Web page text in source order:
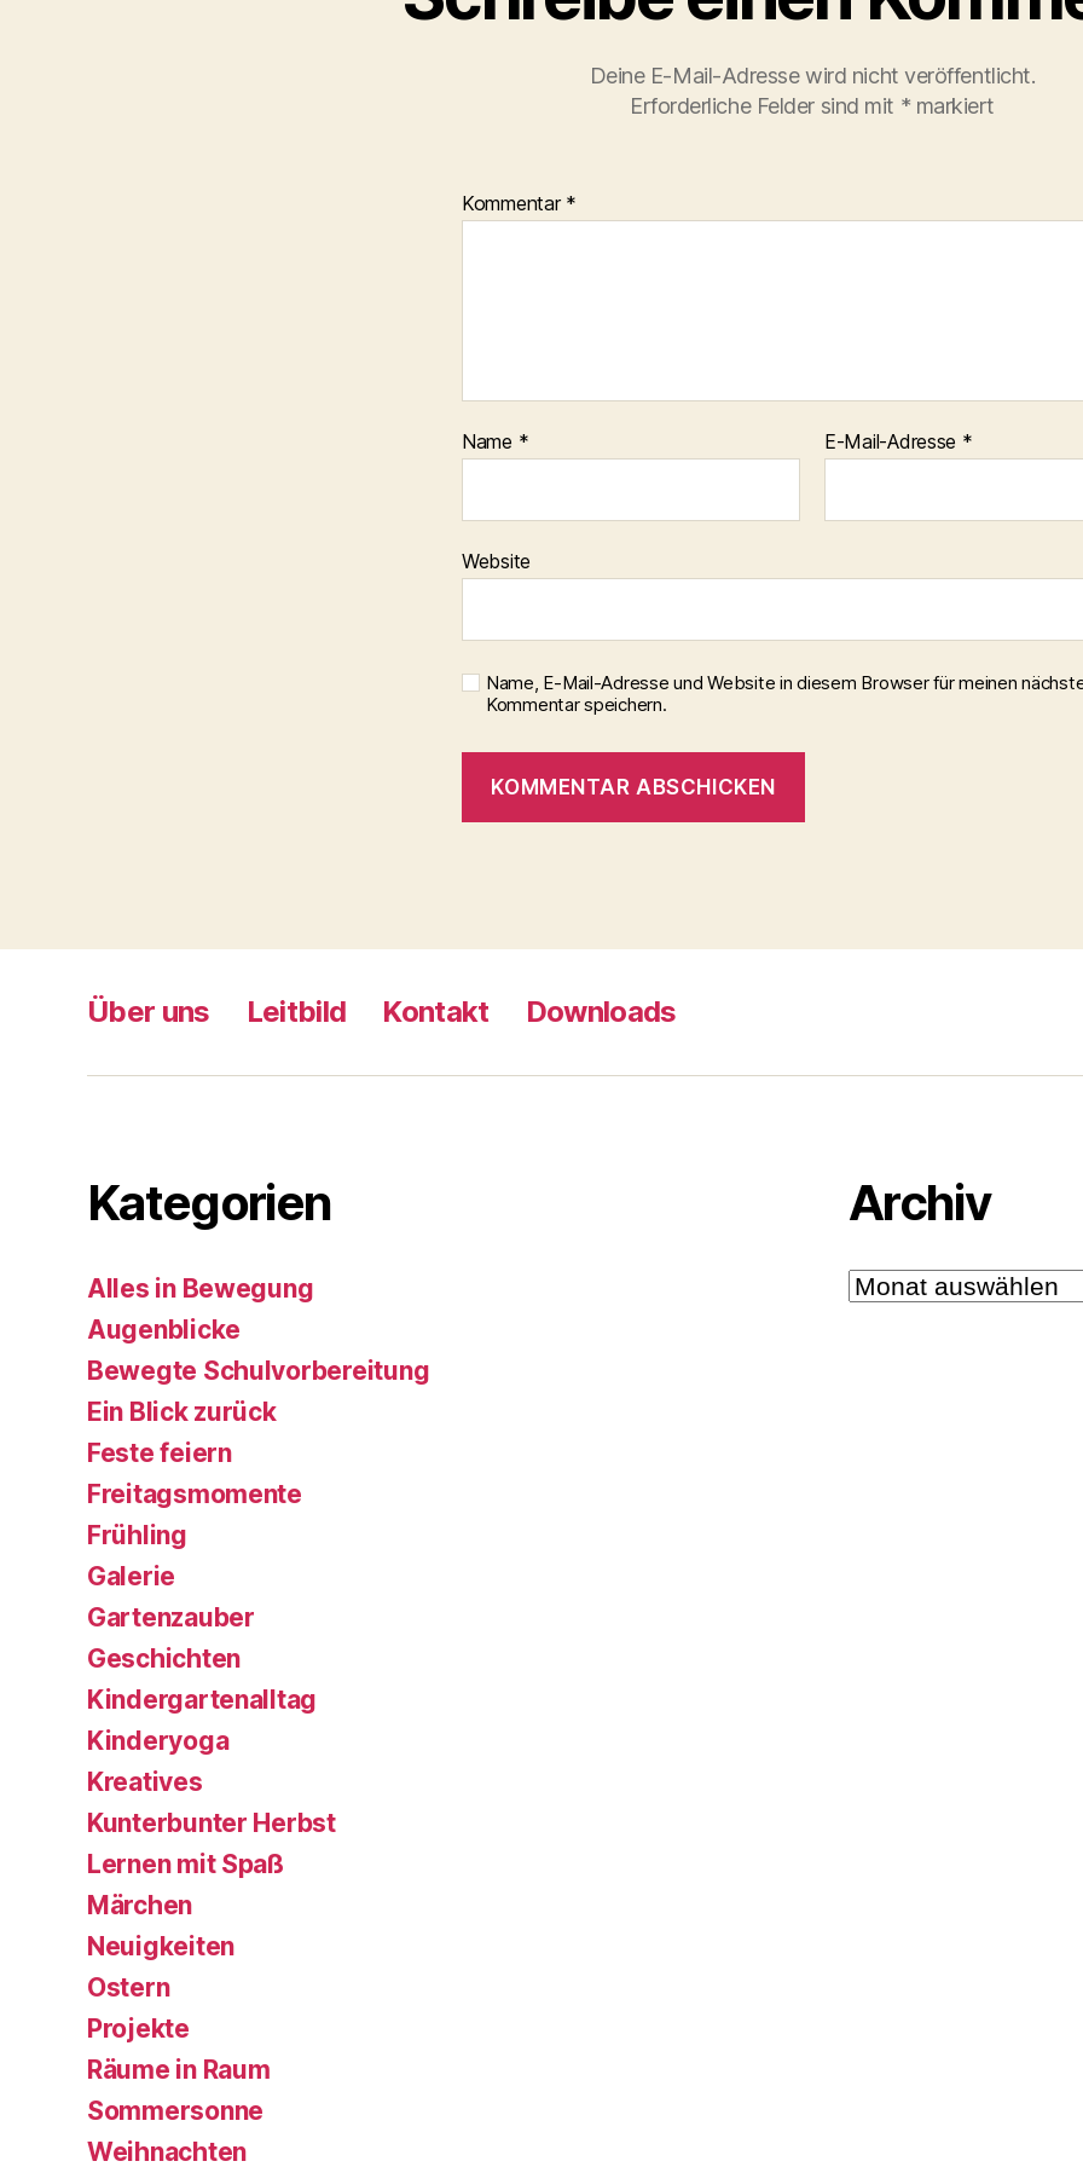
Deine E-Mail-Adresse wird nicht veröffentlicht.
Erforderliche Felder sind mit * markiert
Kommentar *
Name * E-Mail-Adresse *
Website
Name, E-Mail-Adresse und Website in diesem Browser für meinen
Kommentar speichern.
Über uns Leitbild Kontakt Downloads
Kategorien
Alles in Bewegung
Augenblicke
Bewegte Schulvorbereitung
Ein Blick zurück
Feste feiern
Freitagsmomente
Frühling
Galerie
Gartenzauber
Geschichten
Kindergartenalltag
Kinderyoga
Kreatives
Kunterbunter Herbst
Lernen mit Spaß
Märchen
Neuigkeiten
Ostern
Projekte
Räume in Raum
Sommersonne
Weihnachten
Archiv
Archiv